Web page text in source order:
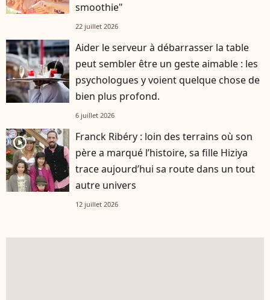
smoothie"
22 juillet 2026
Aider le serveur à débarrasser la table
peut sembler être un geste aimable : les
psychologues y voient quelque chose de
bien plus profond.
6 juillet 2026
player2
Franck Ribéry : loin des terrains où son
père a marqué l’histoire, sa fille Hiziya
trace aujourd’hui sa route dans un tout
autre univers
12 juillet 2026